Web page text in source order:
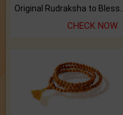
CHECK NOW